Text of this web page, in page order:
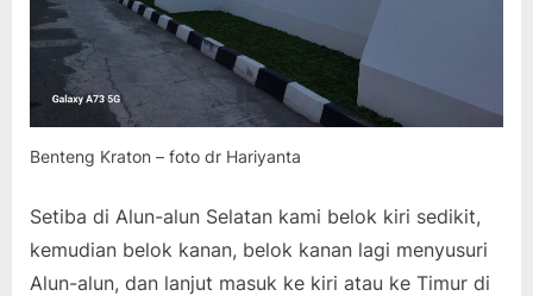
Benteng Kraton – foto dr Hariyanta
Setiba di Alun-alun Selatan kami belok kiri sedikit,
kemudian belok kanan, belok kanan lagi menyusuri
Alun-alun, dan lanjut masuk ke kiri atau ke Timur di